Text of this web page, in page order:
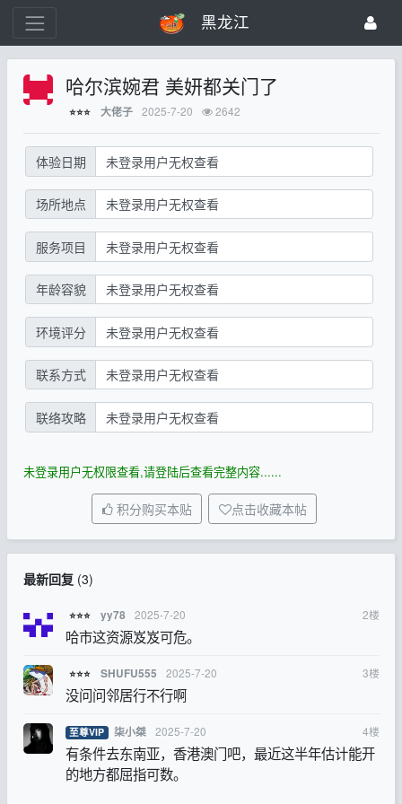
黑龙江
哈尔滨婉君 美妍都关门了
⭐⭐⭐ 大佬子 2025-7-20 2642
体验日期 未登录用户无权查看
场所地点 未登录用户无权查看
服务项目 未登录用户无权查看
年龄容貌 未登录用户无权查看
环境评分 未登录用户无权查看
联系方式 未登录用户无权查看
联络攻略 未登录用户无权查看
未登录用户无权限查看,请登陆后查看完整内容......
积分购买本贴 点击收藏本帖
最新回复(3)
⭐⭐⭐ yy78 2025-7-20 2楼
哈市这资源岌岌可危。
⭐⭐⭐ SHUFU555 2025-7-20 3楼
没问问邻居行不行啊
至尊VIP 柒小桀 2025-7-20 4楼
有条件去东南亚，香港澳门吧，最近这半年估计能开
的地方都屈指可数。